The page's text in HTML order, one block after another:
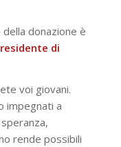
donazione è
di
voi giovani.
impegnati a
rende possibili